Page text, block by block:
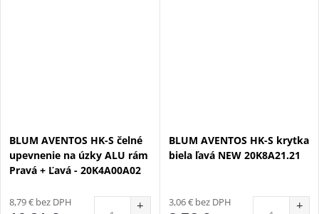
BLUM AVENTOS HK-S čelné
upevnenie na úzky ALU rám
Pravá + Ľavá - 20K4A00A02
8,79 € bez DPH
BLUM AVENTOS HK-S krytka
biela ľavá NEW 20K8A21.21
3,06 € bez DPH